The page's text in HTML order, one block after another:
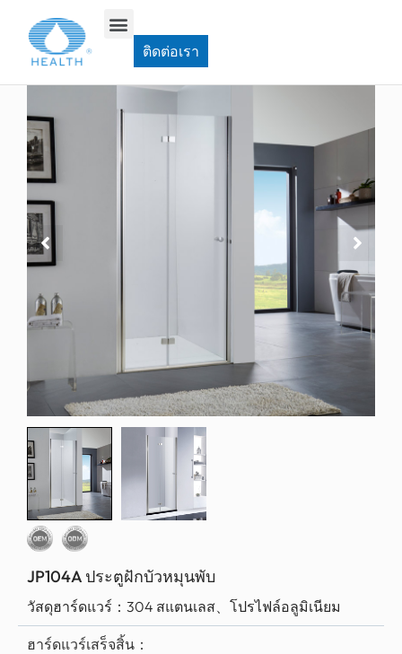
ติดต่อเรา
บ้าน > ประตูห้องอาบน้ำเดือย
JP104A ประตูฝักบัวหมุนพับ
วัสดุฮาร์ดแวร์： 304 สแตนเลส、โปรไฟล์อลูมิเนียม
ฮาร์ดแวร์เสร็จสิ้น：